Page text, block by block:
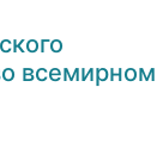
всемирном